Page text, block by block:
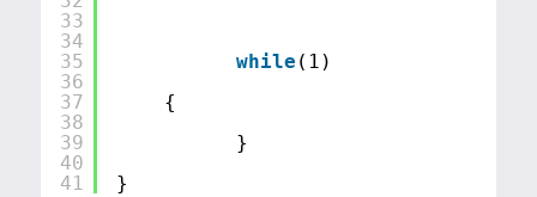
33
34
35
36
37
38
39
40
41
while (1)
{
}
}